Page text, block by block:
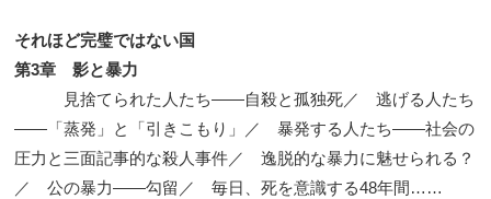
それほど完璧ではない国
第3章 影と暴力
見捨てられた人たち——自殺と孤独死／ 逃げる人たち
——「蒸発」と「引きこもり」／ 暴発する人たち——社会の
圧力と三面記事的な殺人事件／ 逸脱的な暴力に魅せられる？
／ 公の暴力——勾留／ 毎日、死を意識する48年間……